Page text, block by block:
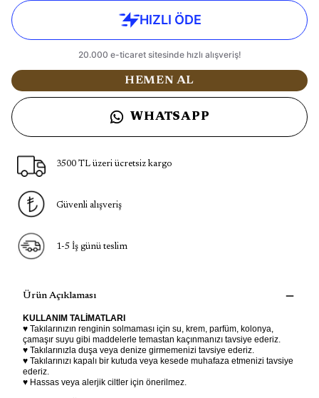
HEMEN AL
WHATSAPP
3500 TL üzeri ücretsiz kargo
Güvenli alışveriş
1-5 İş günü teslim
Ürün Açıklaması
KULLANIM TALİMATLARI
♥ Takılarınızın renginin solmaması için su, krem, parfüm, kolonya,
çamaşır suyu gibi maddelerle temastan kaçınmanızı tavsiye ederiz.
♥ Takılarınızla duşa veya denize girmemenizi tavsiye ederiz.
♥ Takılarınızı kapalı bir kutuda veya kesede muhafaza etmenizi tavsiye
ederiz.
♥ Hassas veya alerjik ciltler için önerilmez.